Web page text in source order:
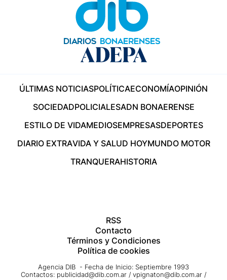
ÚLTIMAS NOTICIASPOLÍTICAECONOMÍAOPINIÓN
SOCIEDADPOLICIALESADN BONAERENSE
ESTILO DE VIDAMEDIOSEMPRESASDEPORTES
DIARIO EXTRAVIDA Y SALUD HOYMUNDO MOTOR
TRANQUERAHISTORIA
RSS
Contacto
Términos y Condiciones
Política de cookies
Agencia DIB - Fecha de Inicio: Septiembre 1993
Contactos: publicidad@dib.com.ar / vpignaton@dib.com.ar /